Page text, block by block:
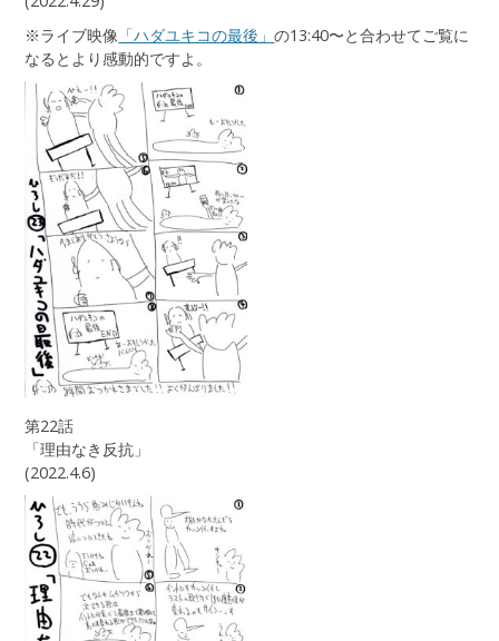
※ライブ映像 「ハダユキコの最後」の13:40〜と合わせてご覧に
なるとより感動的ですよ。
第22話
「理由なき反抗」
(2022.4.6)